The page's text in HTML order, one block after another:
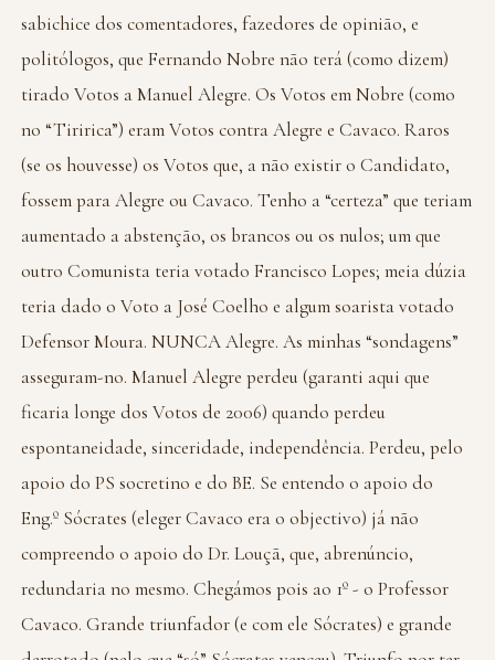
sabichice dos comentadores, fazedores de opinião, e
politólogos, que Fernando Nobre não terá (como dizem)
tirado Votos a Manuel Alegre. Os Votos em Nobre (como
no “Tiririca”) eram Votos contra Alegre e Cavaco. Raros
(se os houvesse) os Votos que, a não existir o Candidato,
fossem para Alegre ou Cavaco. Tenho a “certeza” que teriam
aumentado a abstenção, os brancos ou os nulos; um que
outro Comunista teria votado Francisco Lopes; meia dúzia
teria dado o Voto a José Coelho e algum soarista votado
Defensor Moura. NUNCA Alegre. As minhas “sondagens”
asseguram-no. Manuel Alegre perdeu (garanti aqui que
ficaria longe dos Votos de 2006) quando perdeu
espontaneidade, sinceridade, independência. Perdeu, pelo
apoio do PS socretino e do BE. Se entendo o apoio do
Eng.º Sócrates (eleger Cavaco era o objectivo) já não
compreendo o apoio do Dr. Louçã, que, abrenúncio,
redundaria no mesmo. Chegámos pois ao 1º - o Professor
Cavaco. Grande triunfador (e com ele Sócrates) e grande